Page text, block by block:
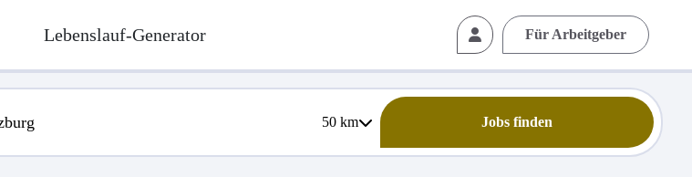
Lebenslauf-Generator Für Arbeitgeber
50km Jobs finden